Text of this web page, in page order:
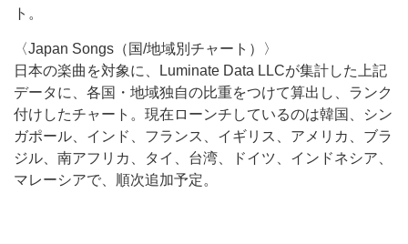
ト。
〈Japan Songs（国/地域別チャート）〉
日本の楽曲を対象に、Luminate Data LLCが集計した上記
データに、各国・地域独自の比重をつけて算出し、ランク
付けしたチャート。現在ローンチしているのは韓国、シン
ガポール、インド、フランス、イギリス、アメリカ、ブラ
ジル、南アフリカ、タイ、台湾、ドイツ、インドネシア、
マレーシアで、順次追加予定。